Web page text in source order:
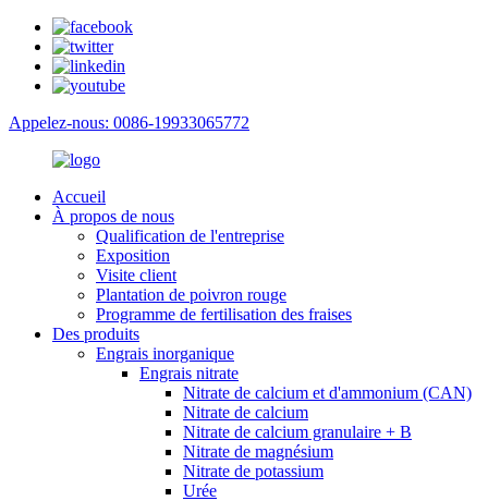
Appelez-nous: 0086-19933065772
Accueil
À propos de nous
Qualification de l'entreprise
Exposition
Visite client
Plantation de poivron rouge
Programme de fertilisation des fraises
Des produits
Engrais inorganique
Engrais nitrate
Nitrate de calcium et d'ammonium (CAN)
Nitrate de calcium
Nitrate de calcium granulaire + B
Nitrate de magnésium
Nitrate de potassium
Urée